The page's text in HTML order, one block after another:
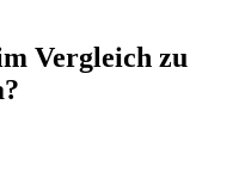
Vergleich zu